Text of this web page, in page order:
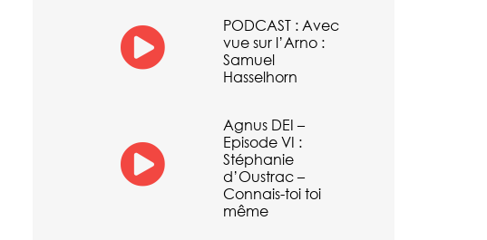
PODCAST : Avec
vue sur l’Arno :
Samuel
Hasselhorn
Agnus DEI –
Episode VI :
Stéphanie
d’Oustrac –
Connais-toi toi
même